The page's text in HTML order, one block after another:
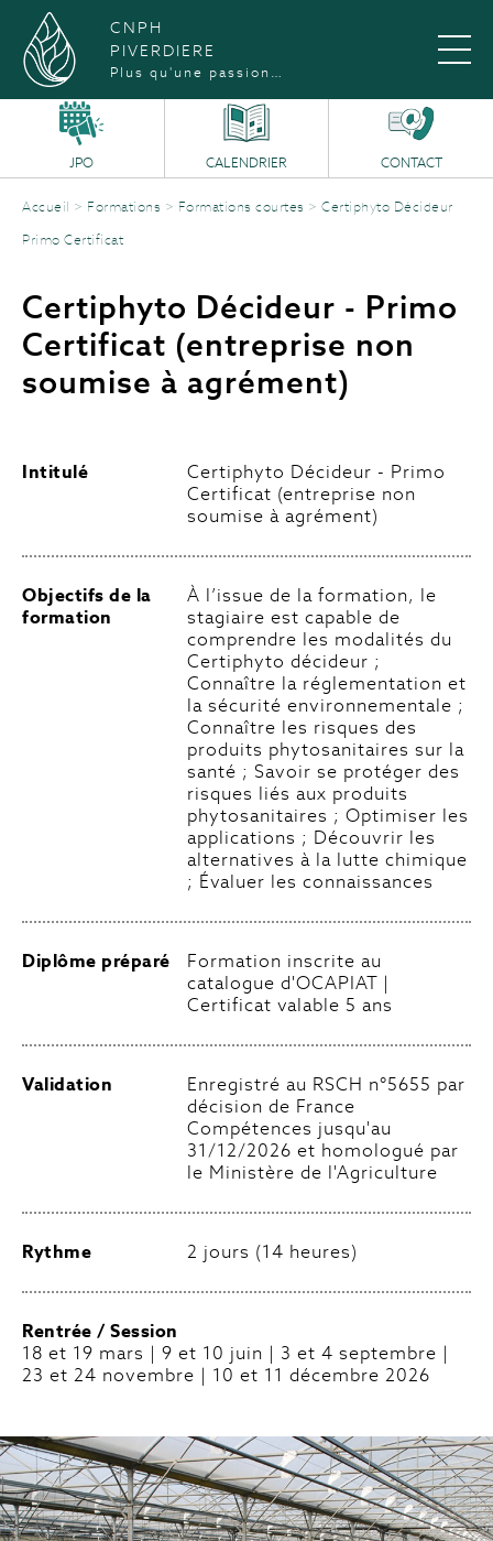
CNPH
PIVERDIERE
Plus qu'une passion…
JPO CALENDRIER CONTACT
Accueil > Formations > Formations courtes > Certiphyto Décideur
Primo Certificat
Certiphyto Décideur - Primo
Certificat (entreprise non
soumise à agrément)
Intitulé
Certiphyto Décideur - Primo
Certificat (entreprise non
soumise à agrément)
Objectifs de la
formation
À l’issue de la formation, le
stagiaire est capable de
comprendre les modalités du
Certiphyto décideur ;
Connaître la réglementation et
la sécurité environnementale ;
Connaître les risques des
produits phytosanitaires sur la
santé ; Savoir se protéger des
risques liés aux produits
phytosanitaires ; Optimiser les
applications ; Découvrir les
alternatives à la lutte chimique
; Évaluer les connaissances
Diplôme préparé
Formation inscrite au
catalogue d'OCAPIAT |
Certificat valable 5 ans
Validation
Enregistré au RSCH n°5655 par
décision de France
Compétences jusqu'au
31/12/2026 et homologué par
le Ministère de l'Agriculture
Rythme 2 jours (14 heures)
Rentrée / Session
18 et 19 mars | 9 et 10 juin | 3 et 4 septembre |
23 et 24 novembre | 10 et 11 décembre 2026